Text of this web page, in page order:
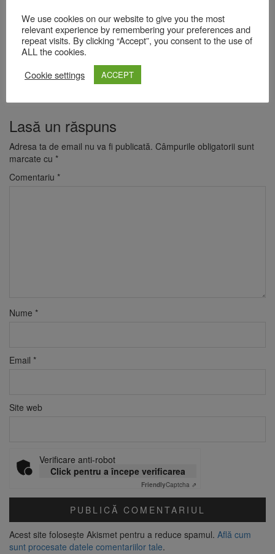
Fancurier, Qualitance, Nuclearelectrica, Fundatia Sturza, Orange,
OMV Petrom, Brinel, Purcari, Nespresso, Portland, KPMG, PwC,
Deloitte, Schneider, Druid, Autonom, VMS, Csiki Sor, Medoc.
Cu sprijinul financiar al: Consiliul Judeţean Braşov, Centrul
Naţional al Cinematografiei, Freidrich Naumann Foundation,
Universitatea de Vest din Timişoara, SNSPA, Universitatea
Lasă un răspuns
Adresa ta de email nu va fi publicată. Câmpurile obligatorii sunt
marcate cu *
Comentariu *
Nume *
Email *
Site web
Verificare anti-robot
Click pentru a începe verificarea
FriendlyCaptcha ⇗
Acest site folosește Akismet pentru a reduce spamul. Află cum
sunt procesate datele comentariilor tale.
We use cookies on our website to give you the most
relevant experience by remembering your preferences and
repeat visits. By clicking “Accept”, you consent to the use of
ALL the cookies.
Cookie settings
ACCEPT